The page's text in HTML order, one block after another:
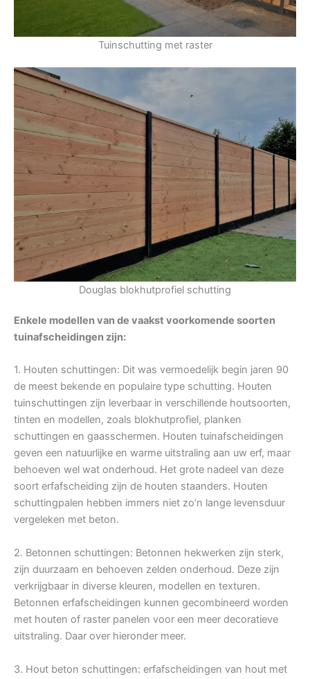
Tuinschutting met raster
Douglas blokhutprofiel schutting
Enkele modellen van de vaakst voorkomende soorten
tuinafscheidingen zijn:
1. Houten schuttingen: Dit was vermoedelijk begin jaren 90
de meest bekende en populaire type schutting. Houten
tuinschuttingen zijn leverbaar in verschillende houtsoorten,
tinten en modellen, zoals blokhutprofiel, planken
schuttingen en gaasschermen. Houten tuinafscheidingen
geven een natuurlijke en warme uitstraling aan uw erf, maar
behoeven wel wat onderhoud. Het grote nadeel van deze
soort erfafscheiding zijn de houten staanders. Houten
schuttingpalen hebben immers niet zo’n lange levensduur
vergeleken met beton.
2. Betonnen schuttingen: Betonnen hekwerken zijn sterk,
zijn duurzaam en behoeven zelden onderhoud. Deze zijn
verkrijgbaar in diverse kleuren, modellen en texturen.
Betonnen erfafscheidingen kunnen gecombineerd worden
met houten of raster panelen voor een meer decoratieve
uitstraling. Daar over hieronder meer.
3. Hout beton schuttingen: erfafscheidingen van hout met